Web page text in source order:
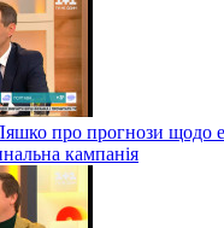
про прогнози щодо
кампанія